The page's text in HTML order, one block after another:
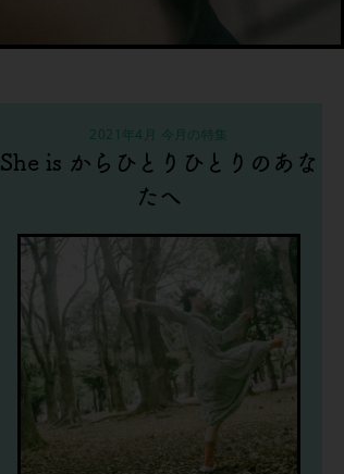
2021年4月 今月の特集
She is からひとりひとりのあな
たへ